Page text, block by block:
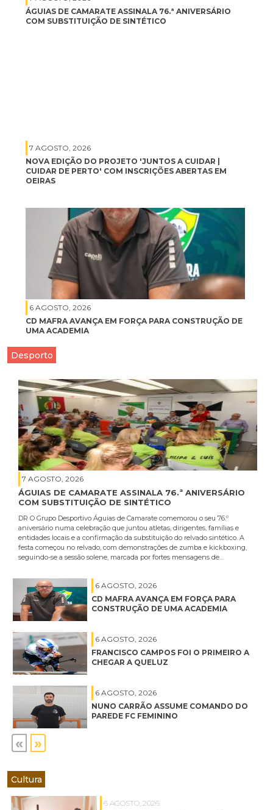
ÁGUIAS DE CAMARATE ASSINALA 76.ª ANIVERSÁRIO
COM SUBSTITUIÇÃO DE SINTÉTICO
7 AGOSTO, 2026
NOVA EDIÇÃO DO PROJETO 'JUNTOS A CUIDAR |
CUIDAR DE PERTO' COM INSCRIÇÕES ABERTAS EM
OEIRAS
6 AGOSTO, 2026
CD MAFRA AVANÇA EM FORÇA PARA CONSTRUÇÃO DE
UMA ACADEMIA
Desporto
7 AGOSTO, 2026
ÁGUIAS DE CAMARATE ASSINALA 76.ª ANIVERSÁRIO
COM SUBSTITUIÇÃO DE SINTÉTICO
DR O Grupo Desportivo Águias de Camarate comemorou o seu 76.º
aniversário numa celebração que juntou atletas, dirigentes, famílias e
entidades locais e a confirmação da substituição do relvado sintético. A
festa começou no relvado, com demonstrações de zumba e kickboxing,
seguindo-se a sessão solene, marcada por fortes mensagens de…
6 AGOSTO, 2026
CD MAFRA AVANÇA EM FORÇA PARA
CONSTRUÇÃO DE UMA ACADEMIA
6 AGOSTO, 2026
FRANCISCO CAMPOS FOI O PRIMEIRO A
CHEGAR A QUELUZ
6 AGOSTO, 2026
NUNO CARRÃO ASSUME COMANDO DO
PAREDE FC FEMININO
« »
Cultura
6 AGOSTO, 2026